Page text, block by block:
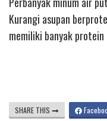
Kurangi asupan
memiliki banyak protein
SHARE THIS